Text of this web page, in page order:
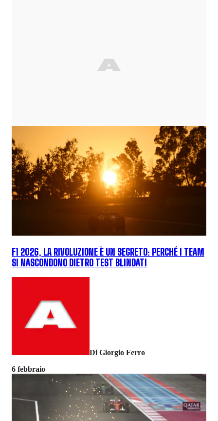
F1 2026, LA RIVOLUZIONE È UN SEGRETO: PERCHÉ I TEAM
SI NASCONDONO DIETRO TEST BLINDATI
Di Giorgio Ferro
6 febbraio